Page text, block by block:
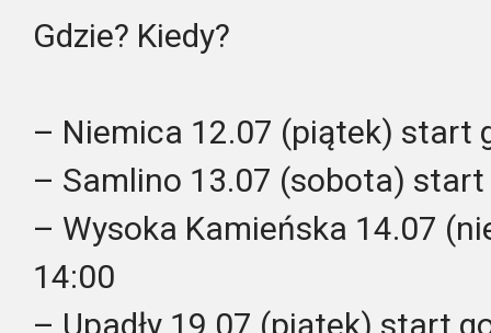
Gdzie? Kiedy?
– Niemica 12.07 (piątek) start
– Samlino 13.07 (sobota) start
– Wysoka Kamieńska 14.07
14:00
– Upadły 19.07 (piątek) start